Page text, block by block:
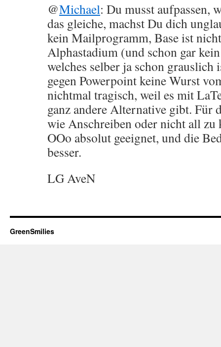
@Michael: Du musst aufpassen,
das gleiche, machst Du dich
kein Mailprogramm, Base ist
Alphastadium (und schon gar
welches selber ja schon
gegen Powerpoint keine Wurst
nichtmal tragisch, weil es mit
ganz andere Alternative gibt. Für
wie Anschreiben oder nicht all
OOo absolut geeignet, und die
besser.
LG AveN
GreenSmilies